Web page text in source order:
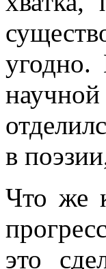
в
Что же
это